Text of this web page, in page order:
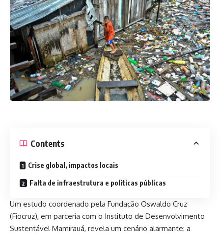
Contents
Crise global, impactos locais
Falta de infraestrutura e políticas públicas
Um estudo coordenado pela Fundação Oswaldo Cruz
(Fiocruz), em parceria com o Instituto de Desenvolvimento
Sustentável Mamirauá, revela um cenário alarmante: a